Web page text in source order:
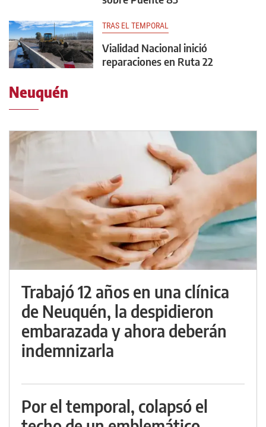
TRAS EL TEMPORAL
Vialidad Nacional inició
reparaciones en Ruta 22
Neuquén
Trabajó 12 años en una clínica
de Neuquén, la despidieron
embarazada y ahora deberán
indemnizarla
Por el temporal, colapsó el